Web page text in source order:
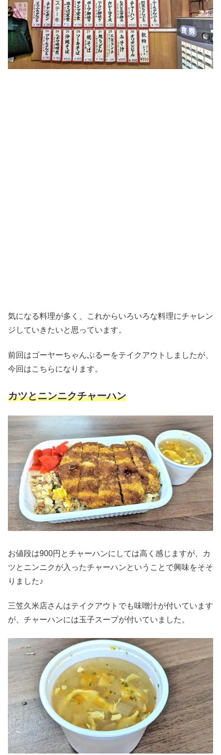
気になる料理が多く、これからいろいろな料理にチャレン
ジしていきたいと思っています。
前回はゴーヤーちゃんぷるーをテイクアウトしましたが、
今回はこちらになります。
カツとニンニクチャーハン
お値段は900円とチャーハンにしては高く感じますが、カ
ツとニンニクが入ったチャーハンということで興味をそそ
りました♪
三笠久米店さんはテイクアウトでも味噌汁が付いています
が、チャーハンには玉子スープが付いていました。